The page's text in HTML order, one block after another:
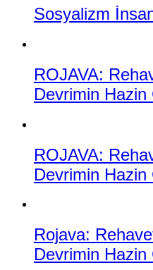
Sosyalizm
ROJAVA:
Devrimin Hazin
ROJAVA:
Devrimin Hazin
Rojava:
Devrimin Hazin